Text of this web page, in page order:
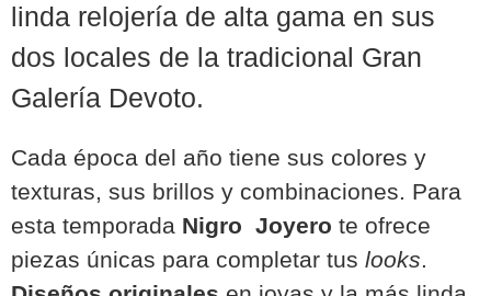
linda relojería de alta gama en sus
dos locales de la tradicional Gran
Galería Devoto.
Cada época del año tiene sus colores y
texturas, sus brillos y combinaciones. Para
esta temporada Nigro Joyero te ofrece
piezas únicas para completar tus looks.